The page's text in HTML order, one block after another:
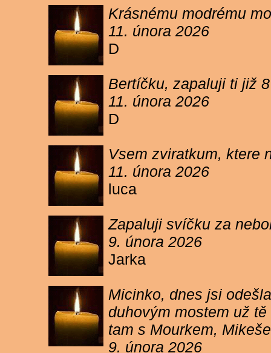
Krásnému modrému
11. února 2026
D
Bertíčku, zapaluji ti již
11. února 2026
D
Vsem zviratkum, ktere
11. února 2026
luca
Zapaluji svíčku za
9. února 2026
Jarka
Micinko, dnes jsi
duhovým mostem už
tam s Mourkem,
9. února 2026